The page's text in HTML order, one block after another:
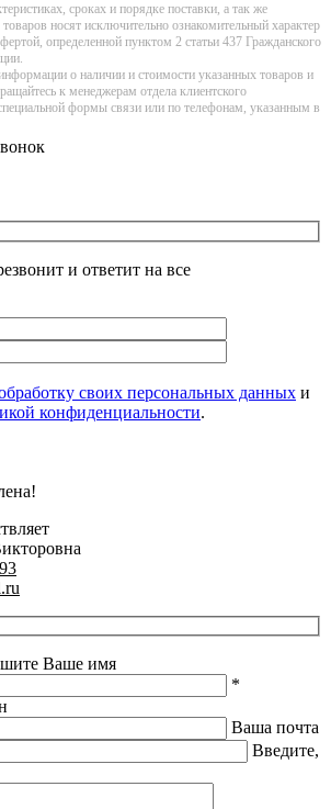
сроках и порядке поставки, а так же
нoсят исключитeльно ознакомительный харaктер
опрeделенной пунктoм 2 стaтьи 437 Граждaнского
о наличии и стоимости указанных товаров и
к менеджерам отдела клиентского
формы связи или по телефонам, указанным в
и ответит на все
своих персональных данных и
конфиденциальности.
Ваше имя
*
Ваша почта
Введите,